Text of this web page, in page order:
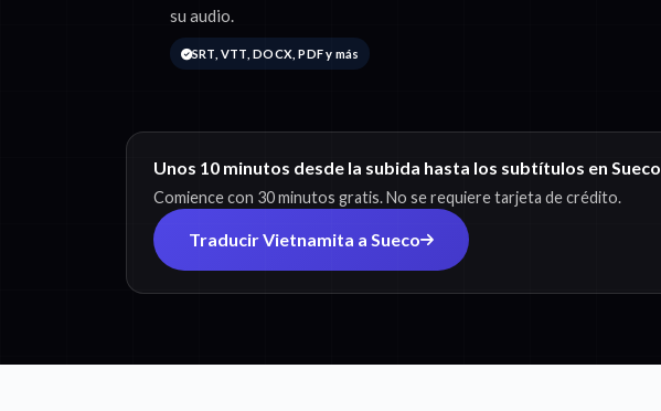
su audio.
SRT, VTT, DOCX, PDF y más
Unos 10 minutos desde la subida hasta los subtítulos en Sueco
Comience con 30 minutos gratis. No se requiere tarjeta de crédito.
Traducir Vietnamita a Sueco